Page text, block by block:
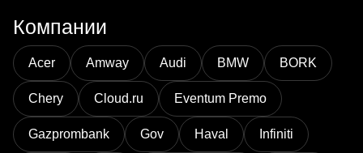
Компании
Acer Amway Audi BMW BORK
Chery Cloud.ru Eventum Premo
Gazprombank Gov Haval Infiniti